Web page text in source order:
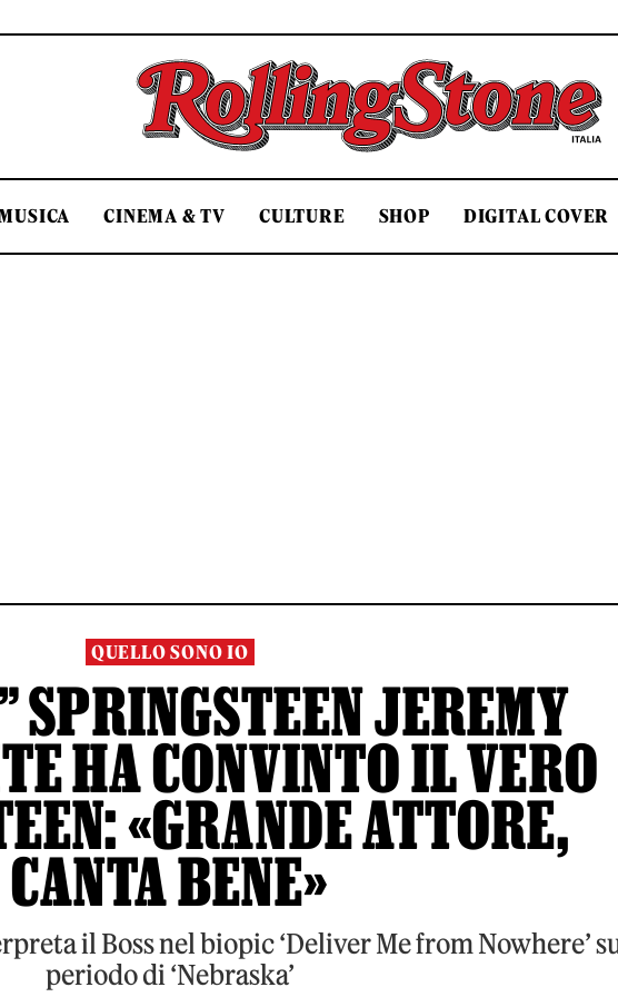
Rolling Stone Italia
CINEMA & TV CULTURE SHOP DIGITAL COVER
QUELLO SONO IO
SPRINGSTEEN JEREMY
HA CONVINTO IL VERO
«GRANDE ATTORE,
CANTA BENE»
il Boss nel biopic ‘Deliver Me from Nowhere’
periodo di ‘Nebraska’